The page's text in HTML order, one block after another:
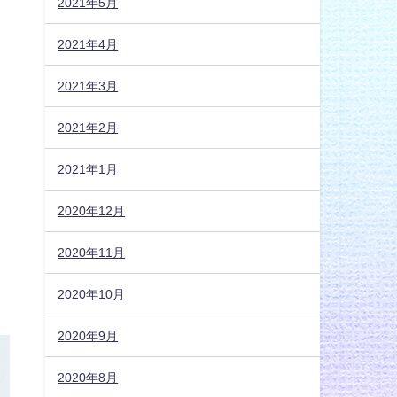
2021年4月
2021年3月
2021年2月
2021年1月
2020年12月
2020年11月
2020年10月
2020年9月
2020年8月